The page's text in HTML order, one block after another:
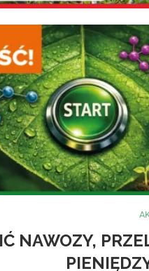
NAWOZY,